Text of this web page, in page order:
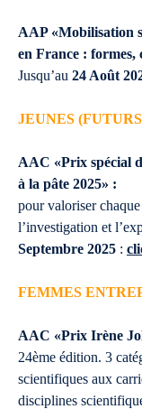
AAP «Mobilisation
en France : formes,
Jusqu’au 24 Août
JEUNES
AAC «Prix spécial
à la pâte 2025» :
pour valoriser
l’investigation et
Septembre 2025 :
FEMMES
AAC «Prix Irène
24ème édition. 3
scientifiques aux
disciplines